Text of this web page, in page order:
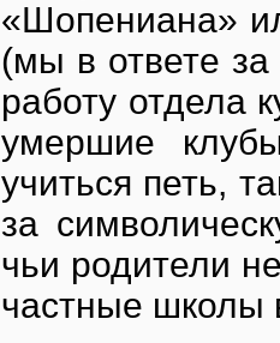
«Шопениана»
(мы в ответе за
работу отдела
умершие
учиться петь,
за
чьи родители
частные школы